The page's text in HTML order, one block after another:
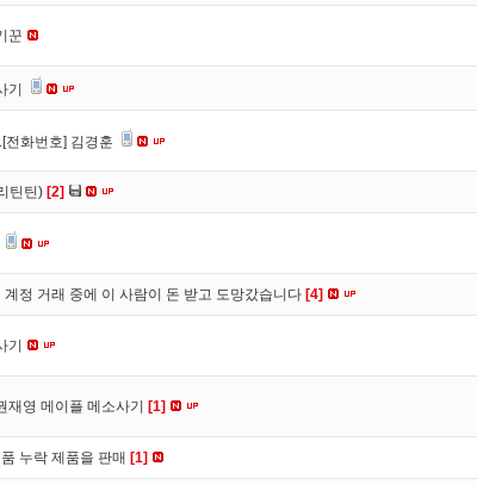
꾼
기
전화번호] 김경훈
틴틴) [2]
계정 거래 중에 이 사람이 돈 받고 도망갔습니다 [4]
기
재영 메이플 메소사기 [1]
누락 제품을 판매 [1]